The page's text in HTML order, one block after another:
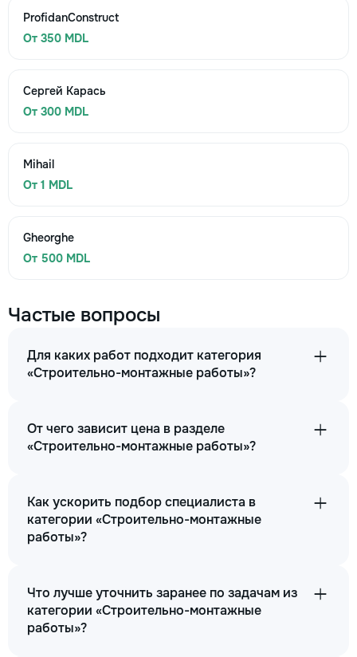
ProfidanConstruct
От 350 MDL
Сергей Карась
От 300 MDL
Mihail
От 1 MDL
Gheorghe
От 500 MDL
Частые вопросы
Для каких работ подходит категория
«Строительно-монтажные работы»?
От чего зависит цена в разделе
«Строительно-монтажные работы»?
Как ускорить подбор специалиста в
категории «Строительно-монтажные
работы»?
Что лучше уточнить заранее по задачам из
категории «Строительно-монтажные
работы»?